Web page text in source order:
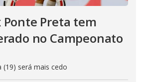
Ponte Preta tem
no Campeonato
(19) será mais cedo